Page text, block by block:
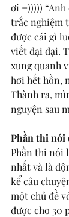
ơi =)))))
trắc nghiệm
được cái gì
viết đại đại.
xung quanh
hơi hết hồn,
Thành ra,
nguyện sau
Phần thi nói
Phần thi nói
nhất và là
kể câu
một chủ đề
được cho 30